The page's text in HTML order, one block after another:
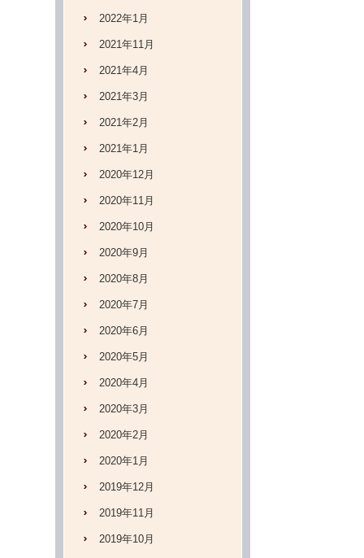
2022年1月
2021年11月
2021年4月
2021年3月
2021年2月
2021年1月
2020年12月
2020年11月
2020年10月
2020年9月
2020年8月
2020年7月
2020年6月
2020年5月
2020年4月
2020年3月
2020年2月
2020年1月
2019年12月
2019年11月
2019年10月